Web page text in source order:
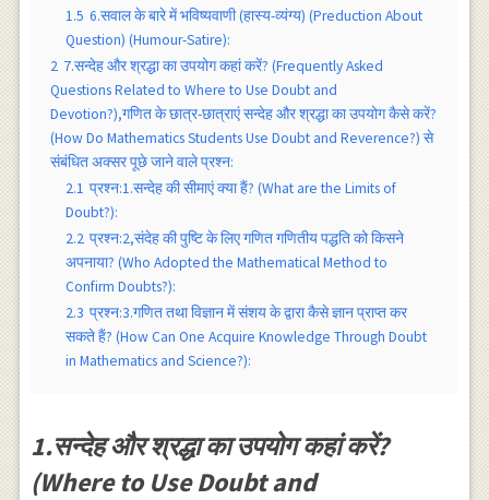
1.5 6.सवाल के बारे में भविष्यवाणी (हास्य-व्यंग्य) (Preduction About
Question) (Humour-Satire):
2 7.सन्देह और श्रद्धा का उपयोग कहां करें? (Frequently Asked
Questions Related to Where to Use Doubt and
Devotion?),गणित के छात्र-छात्राएं सन्देह और श्रद्धा का उपयोग कैसे करें?
(How Do Mathematics Students Use Doubt and Reverence?) से
संबंधित अक्सर पूछे जाने वाले प्रश्न:
2.1 प्रश्न:1.सन्देह की सीमाएं क्या हैं? (What are the Limits of
Doubt?):
2.2 प्रश्न:2,संदेह की पुष्टि के लिए गणित गणितीय पद्धति को किसने
अपनाया? (Who Adopted the Mathematical Method to
Confirm Doubts?):
2.3 प्रश्न:3.गणित तथा विज्ञान में संशय के द्वारा कैसे ज्ञान प्राप्त कर
सकते हैं? (How Can One Acquire Knowledge Through Doubt
in Mathematics and Science?):
1.सन्देह और श्रद्धा का उपयोग कहां करें?
(Where to Use Doubt and